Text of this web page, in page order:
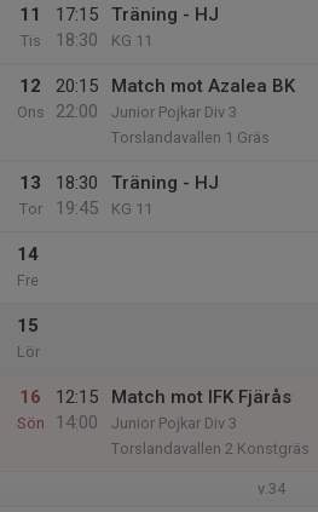
11
Tis
17:15
18:30
Träning - HJ
KG 11
12
Ons
20:15
22:00
Match mot Azalea BK
Junior Pojkar Div 3
Torslandavallen 1 Gräs
13
Tor
18:30
19:45
Träning - HJ
KG 11
14
Fre
15
Lör
16
Sön
12:15
14:00
Match mot IFK Fjärås
Junior Pojkar Div 3
Torslandavallen 2 Konstgräs
v.34